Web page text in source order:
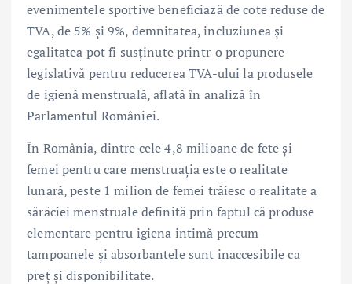
evenimentele sportive beneficiază de cote reduse de
TVA, de 5% și 9%, demnitatea, incluziunea și
egalitatea pot fi susținute printr-o propunere
legislativă pentru reducerea TVA-ului la produsele
de igienă menstruală, aflată în analiză în
Parlamentul României.
În România, dintre cele 4,8 milioane de fete și
femei pentru care menstruația este o realitate
lunară, peste 1 milion de femei trăiesc o realitate a
sărăciei menstruale definită prin faptul că produse
elementare pentru igiena intimă precum
tampoanele și absorbantele sunt inaccesibile ca
preț și disponibilitate.